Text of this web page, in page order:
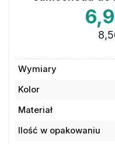
Wymiary
Kolor
Materiał
Ilość w opakowaniu